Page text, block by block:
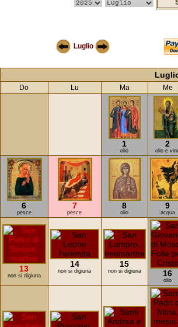
Luglio
Do Lu Ma Me
1
olio
2
olio e
6
pesce
7
pesce
8
olio
9
acqua
13
non si digiuna
14
non si digiuna
15
non si digiuna 16
olio